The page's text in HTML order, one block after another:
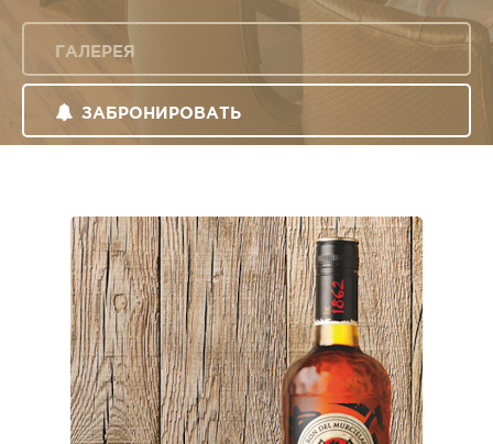
ГАЛЕРЕЯ
ЗАБРОНИРОВАТЬ